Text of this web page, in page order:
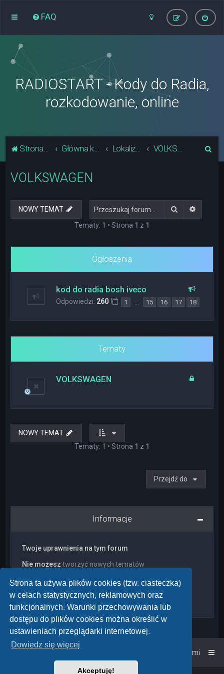
Strona ta używa plików cookies (tzw. ciasteczka)
w celach statystycznych, reklamowych oraz
funkcjonalnych. Warunki przechowywania lub
dostępu do plików cookies można określić w
ustawieniach przeglądarki internetowej.
Dowiedz się więcej
Akceptuję!
FAQ
RADIOSTART - Kody do Radia,
rozkodowanie, online
Strona główna Główna kategoria forum Lokalizacja Układów Pamięci Radia VOLKSWAGEN
VOLKSWAGEN
NOWY TEMAT Szukaj
Tematy: 1 • Strona 1 z 1
Ogłoszenia
kod do radia bosh iveco
Odpowiedzi: 260 1 … 15 16 17 18
Tematy
VOLKSWAGEN
NOWY TEMAT
Tematy: 1 • Strona 1 z 1
Przejdź do
Informacje
Twoje uprawnienia na tym forum
Nie możesz tworzyć nowych tematów
Nie możeszzmieniać swoich postów
Nie możesz
usuwać swoich postów
Nie możeszdodawać załączników
Kontakt z nami